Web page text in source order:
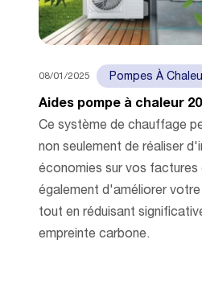
08/01/2025 Pompes À
Aides pompe à chaleur
Ce système de chauffage
non seulement de réaliser
économies sur vos factures
également d'améliorer
tout en réduisant
empreinte carbone.